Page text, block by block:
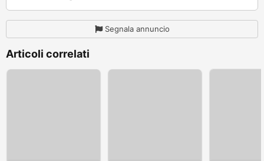
Segnala annuncio
Articoli correlati